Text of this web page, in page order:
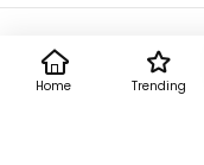
Copyright
Home Trending